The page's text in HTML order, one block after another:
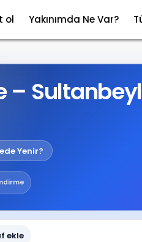
ol Yakınımda Ne Var?
–
Yenir?
ekle